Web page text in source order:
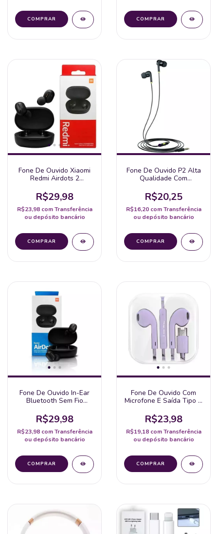
Fone De Ouvido Xiaomi
Redmi Airdots 2
R$29,98
R$23,98 com Transferência
ou depósito bancário
Fone De Ouvido P2 Alta
Qualidade Com
R$20,25
R$16,20 com Transferência
ou depósito bancário
Fone De Ouvido In-Ear
Bluetooth Sem Fio
R$29,98
R$23,98 com Transferência
ou depósito bancário
Fone De Ouvido Com
Microfone E Saída Tipo C
R$23,98
R$19,18 com Transferência
ou depósito bancário